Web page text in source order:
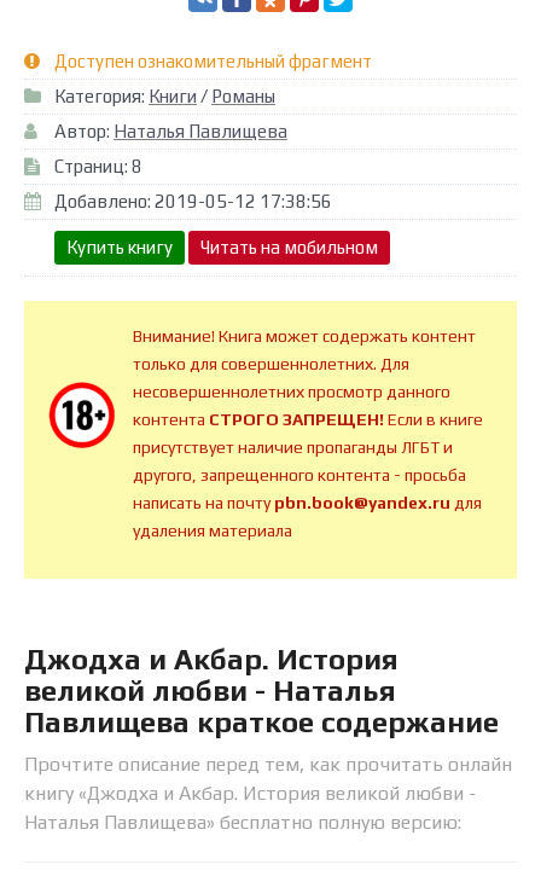
Доступен ознакомительный фрагмент
Категория: Книги / Романы
Автор: Наталья Павлищева
Страниц: 8
Добавлено: 2019-05-12 17:38:56
Купить книгу Читать на мобильном
Внимание! Книга может содержать контент
только для совершеннолетних. Для
несовершеннолетних просмотр данного
контента СТРОГО ЗАПРЕЩЕН!Если в книге
присутствует наличие пропаганды ЛГБТ и
другого, запрещенного контента - просьба
написать на почтуpbn.book@yandex.ru для
удаления материала
Джодха и Акбар. История
великой любви - Наталья
Павлищева краткое содержание
Прочтите описание перед тем, как прочитать онлайн
книгу «Джодха и Акбар. История великой любви -
Наталья Павлищева» бесплатно полную версию: